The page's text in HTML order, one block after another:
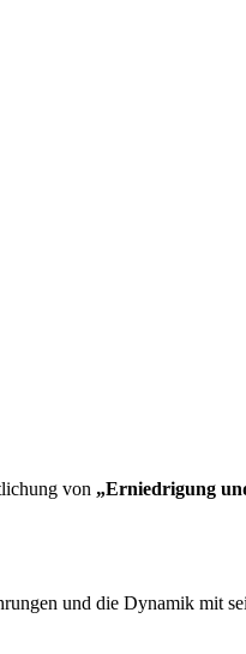
von „Erniedrigung
und die Dynamik mit